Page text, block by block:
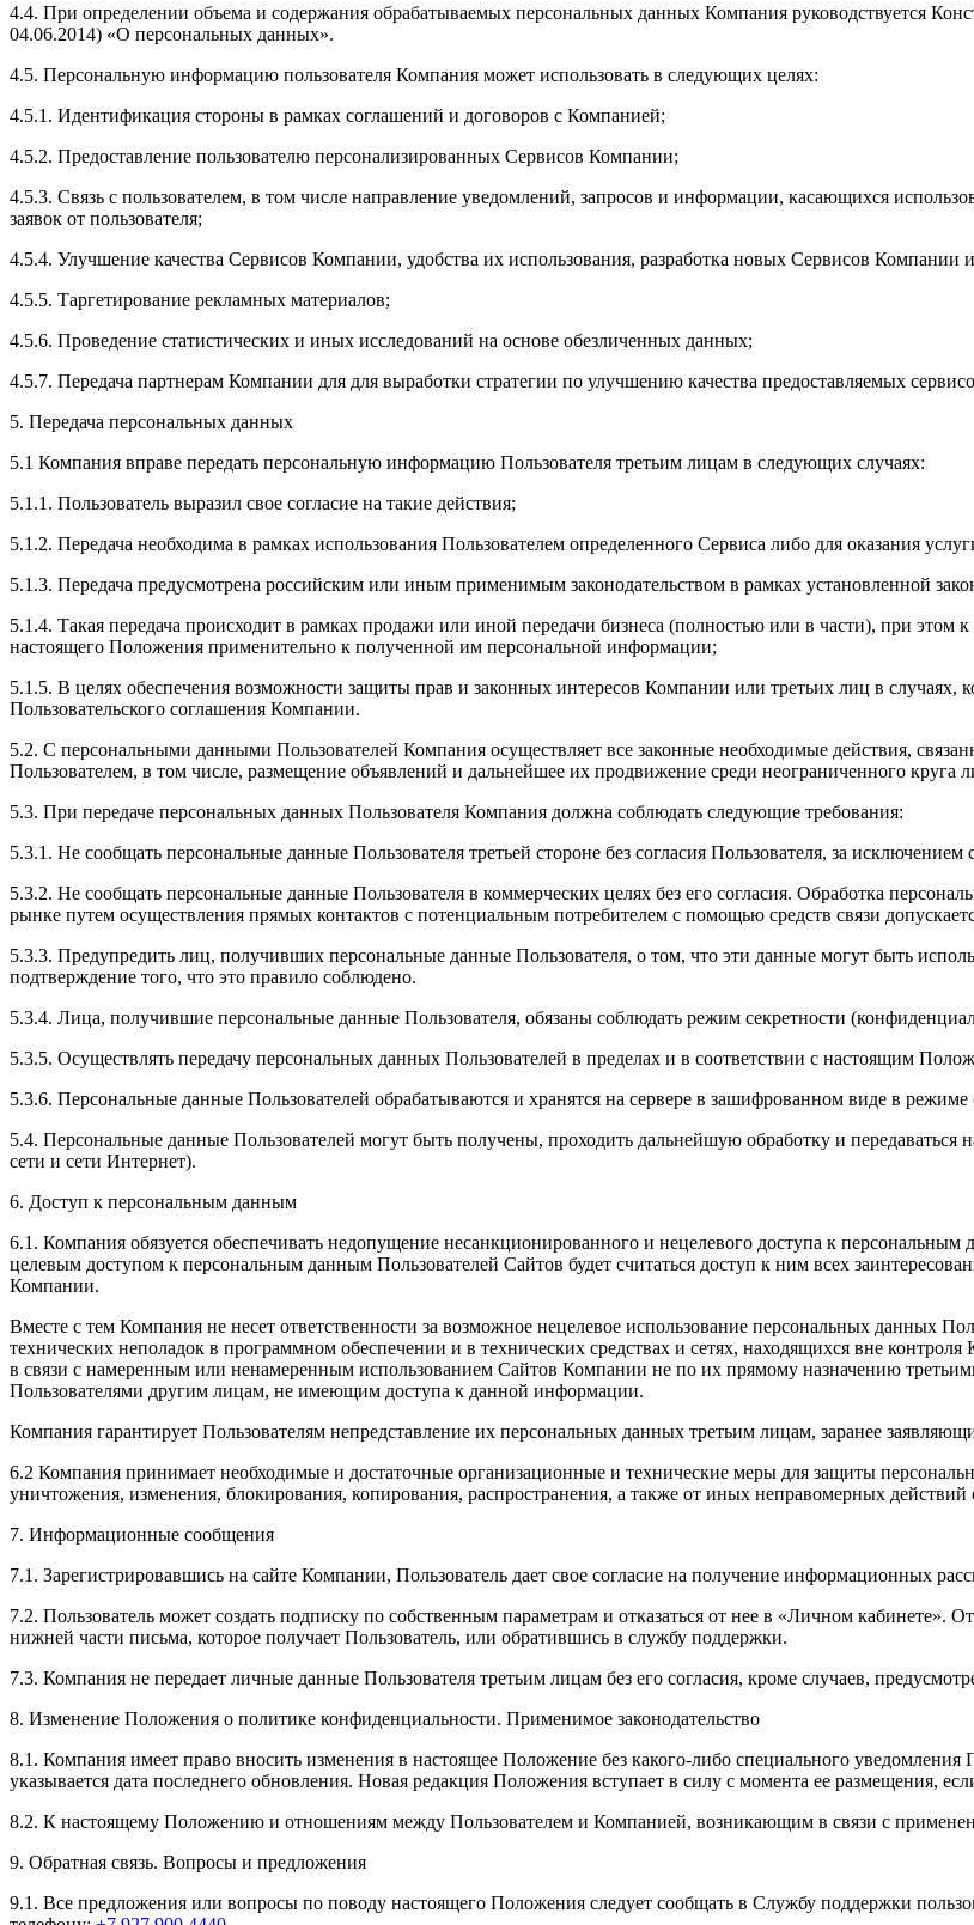
4.4. При определении объема и содержания обрабатываемых персональных данных Компания руководствуется
04.06.2014) «О персональных данных».
4.5. Персональную информацию пользователя Компания может использовать в следующих целях:
4.5.1. Идентификация стороны в рамках соглашений и договоров с Компанией;
4.5.2. Предоставление пользователю персонализированных Сервисов Компании;
4.5.3. Связь с пользователем, в том числе направление уведомлений, запросов и информации, касающихся
заявок от пользователя;
4.5.4. Улучшение качества Сервисов Компании, удобства их использования, разработка новых Сервисов Компании
4.5.5. Таргетирование рекламных материалов;
4.5.6. Проведение статистических и иных исследований на основе обезличенных данных;
4.5.7. Передача партнерам Компании для для выработки стратегии по улучшению качества предоставляемых
5. Передача персональных данных
5.1 Компания вправе передать персональную информацию Пользователя третьим лицам в следующих случаях:
5.1.1. Пользователь выразил свое согласие на такие действия;
5.1.2. Передача необходима в рамках использования Пользователем определенного Сервиса либо для оказания
5.1.3. Передача предусмотрена российским или иным применимым законодательством в рамках установленной
5.1.4. Такая передача происходит в рамках продажи или иной передачи бизнеса (полностью или в части), при этом
настоящего Положения применительно к полученной им персональной информации;
5.1.5. В целях обеспечения возможности защиты прав и законных интересов Компании или третьих лиц в случаях,
Пользовательского соглашения Компании.
5.2. С персональными данными Пользователей Компания осуществляет все законные необходимые действия,
Пользователем, в том числе, размещение объявлений и дальнейшее их продвижение среди неограниченного круга
5.3. При передаче персональных данных Пользователя Компания должна соблюдать следующие требования:
5.3.1. Не сообщать персональные данные Пользователя третьей стороне без согласия Пользователя, за
5.3.2. Не сообщать персональные данные Пользователя в коммерческих целях без его согласия. Обработка
рынке путем осуществления прямых контактов с потенциальным потребителем с помощью средств связи
5.3.3. Предупредить лиц, получивших персональные данные Пользователя, о том, что эти данные могут быть
подтверждение того, что это правило соблюдено.
5.3.4. Лица, получившие персональные данные Пользователя, обязаны соблюдать режим секретности
5.3.5. Осуществлять передачу персональных данных Пользователей в пределах и в соответствии с настоящим
5.3.6. Персональные данные Пользователей обрабатываются и хранятся на сервере в зашифрованном виде в режиме
5.4. Персональные данные Пользователей могут быть получены, проходить дальнейшую обработку и
сети и сети Интернет).
6. Доступ к персональным данным
6.1. Компания обязуется обеспечивать недопущение несанкционированного и нецелевого доступа к
целевым доступом к персональным данным Пользователей Сайтов будет считаться доступ к ним всех
Компании.
Вместе с тем Компания не несет ответственности за возможное нецелевое использование персональных данных
технических неполадок в программном обеспечении и в технических средствах и сетях, находящихся вне
в связи с намеренным или ненамеренным использованием Сайтов Компании не по их прямому назначению
Пользователями другим лицам, не имеющим доступа к данной информации.
Компания гарантирует Пользователям непредставление их персональных данных третьим лицам, заранее
6.2 Компания принимает необходимые и достаточные организационные и технические меры для защиты
уничтожения, изменения, блокирования, копирования, распространения, а также от иных неправомерных действий
7. Информационные сообщения
7.1. Зарегистрировавшись на сайте Компании, Пользователь дает свое согласие на получение информационных
7.2. Пользователь может создать подписку по собственным параметрам и отказаться от нее в «Личном кабинете».
нижней части письма, которое получает Пользователь, или обратившись в службу поддержки.
7.3. Компания не передает личные данные Пользователя третьим лицам без его согласия, кроме случаев,
8. Изменение Положения о политике конфиденциальности. Применимое законодательство
8.1. Компания имеет право вносить изменения в настоящее Положение без какого-либо специального
указывается дата последнего обновления. Новая редакция Положения вступает в силу с момента ее размещения,
8.2. К настоящему Положению и отношениям между Пользователем и Компанией, возникающим в связи с
9. Обратная связь. Вопросы и предложения
9.1. Все предложения или вопросы по поводу настоящего Положения следует сообщать в Службу поддержки